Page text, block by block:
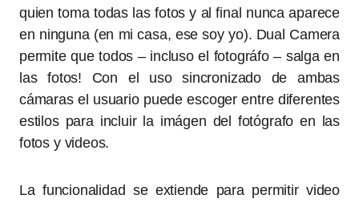
quien toma todas las fotos y al final nunca aparece
en ninguna (en mi casa, ese soy yo). Dual Camera
permite que todos – incluso el fotográfo – salga en
las fotos! Con el uso sincronizado de ambas
cámaras el usuario puede escoger entre diferentes
estilos para incluir la imágen del fotógrafo en las
fotos y videos.
La funcionalidad se extiende para permitir video